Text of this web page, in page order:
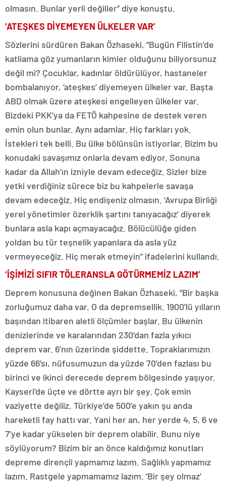
olmasın. Bunlar yerli değiller” diye konuştu.
‘ATEŞKES DİYEMEYEN ÜLKELER VAR’
Sözlerini sürdüren Bakan Özhaseki, “Bugün Filistin’de
katliama göz yumanların kimler olduğunu biliyorsunuz
değil mi? Çocuklar, kadınlar öldürülüyor, hastaneler
bombalanıyor, ‘ateşkes’ diyemeyen ülkeler var. Başta
ABD olmak üzere ateşkesi engelleyen ülkeler var.
Bizdeki PKK’ya da FETÖ kahpesine de destek veren
emin olun bunlar. Aynı adamlar. Hiç farkları yok.
İstekleri tek belli. Bu ülke bölünsün istiyorlar. Bizim bu
konudaki savaşımız onlarla devam ediyor. Sonuna
kadar da Allah’ın izniyle devam edeceğiz. Sizler bize
yetki verdiğiniz sürece biz bu kahpelerle savaşa
devam edeceğiz. Hiç endişeniz olmasın. ‘Avrupa Birliği
yerel yönetimler özerklik şartını tanıyacağız’ diyerek
bunlara asla kapı açmayacağız. Bölücülüğe giden
yoldan bu tür teşnelik yapanlara da asla yüz
vermeyeceğiz. Hiç merak etmeyin” ifadelerini kullandı.
‘İŞİMİZİ SIFIR TÖLERANSLA GÖTÜRMEMİZ LAZIM’
Deprem konusuna değinen Bakan Özhaseki, “Bir başka
zorluğumuz daha var. O da depremsellik. 1900’lü yılların
başından itibaren aletli ölçümler başlar. Bu ülkenin
denizlerinde ve karalarından 230’dan fazla yıkıcı
deprem var. 6’nın üzerinde şiddette. Topraklarımızın
yüzde 66’sı, nüfusumuzun da yüzde 70’den fazlası bu
birinci ve ikinci derecede deprem bölgesinde yaşıyor.
Kayseri’de üçte ve dörtte ayrı bir şey. Çok emin
vaziyette değiliz. Türkiye’de 500’e yakın şu anda
hareketli fay hattı var. Yani her an, her yerde 4, 5, 6 ve
7’ye kadar yükselen bir deprem olabilir. Bunu niye
söylüyorum? Bizim bir an önce kaldığımız konutları
depreme dirençli yapmamız lazım. Sağlıklı yapmamız
lazım. Rastgele yapmamamız lazım. ‘Bir şey olmaz’